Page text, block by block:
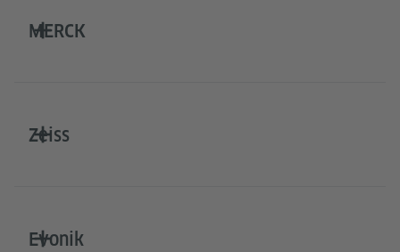
MERCK
Zeiss
Evonik